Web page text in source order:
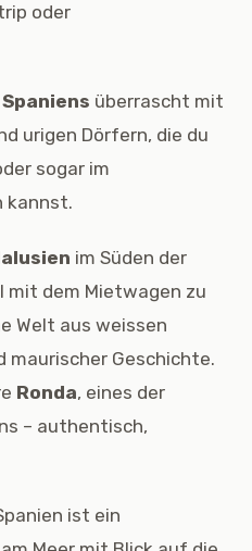
oder
überrascht mit
urigen Dörfern, die du
sogar im
kannst.
im Süden der
mit dem Mietwagen zu
Welt aus weissen
maurischer Geschichte.
Ronda, eines der
– authentisch,
ist ein